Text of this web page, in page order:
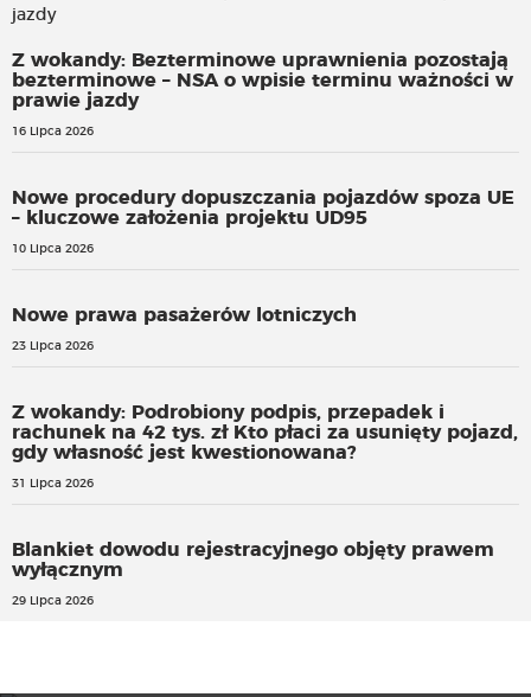
Z wokandy: Bezterminowe uprawnienia pozostają
bezterminowe – NSA o wpisie terminu ważności w
prawie jazdy
16 Lipca 2026
Nowe procedury dopuszczania pojazdów spoza UE
– kluczowe założenia projektu UD95
10 Lipca 2026
Nowe prawa pasażerów lotniczych
23 Lipca 2026
Z wokandy: Podrobiony podpis, przepadek i
rachunek na 42 tys. zł Kto płaci za usunięty pojazd,
gdy własność jest kwestionowana?
31 Lipca 2026
Blankiet dowodu rejestracyjnego objęty prawem
wyłącznym
29 Lipca 2026